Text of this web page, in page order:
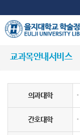
교과목안내서비스
의과대학
간호대학